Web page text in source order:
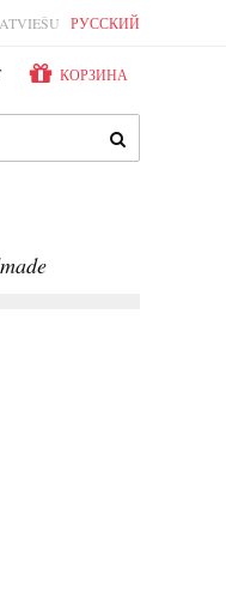
РУССКИЙ
КОРЗИНА